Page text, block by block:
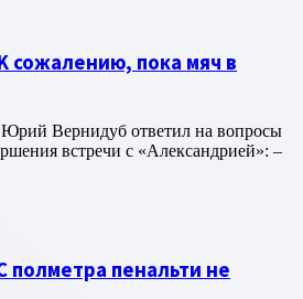
сожалению, пока мяч в
встречи с «Александрией»: –
полметра пенальти не